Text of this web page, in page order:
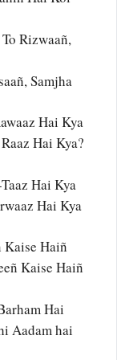
Rizwaañ,
Samjha
Hai Kya
Hai Kya?
Hai Kya
Hai Kya
Kaise Haiñ
Kaise Haiñ
Hai
Aadam hai